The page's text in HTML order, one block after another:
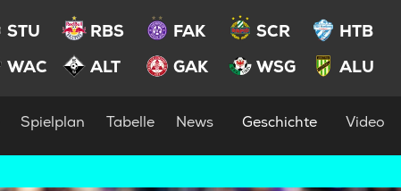
STU RBS FAK SCR
HTB
WAC ALT GAK WSG ALU
Spielplan Tabelle News Geschichte Video